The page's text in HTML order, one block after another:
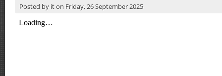
Posted by iton Friday, 26 September 2025